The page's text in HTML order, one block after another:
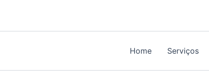
Home Serviços